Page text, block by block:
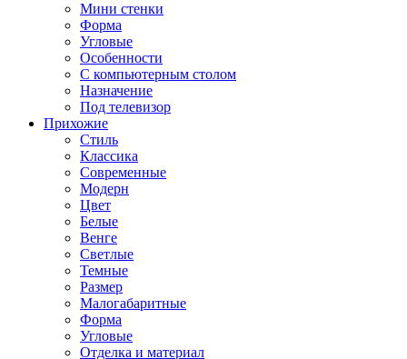
Мини стенки
Форма
Угловые
Особенности
С компьютерным столом
Назначение
Под телевизор
Прихожие
Стиль
Классика
Современные
Модерн
Цвет
Белые
Венге
Светлые
Темные
Размер
Малогабаритные
Форма
Угловые
Отделка и материал